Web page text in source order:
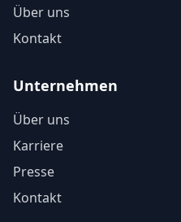
Über uns
Kontakt
Unternehmen
Über uns
Karriere
Presse
Kontakt